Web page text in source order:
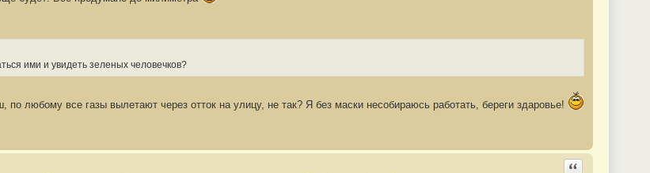
ими и увидеть зеленых человечков?
любому все газы вылетают через отток на улицу, не так? Я без маски несобираюсь работать, береги здаровье!
Ответить с